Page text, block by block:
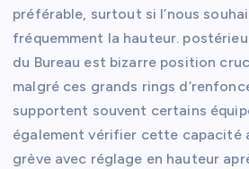
préférable, surtout si l’nous
fréquemment la hauteur.
du Bureau est bizarre position
malgré ces grands rings
supportent souvent certains
également vérifier cette capacité
grève avec réglage en hauteur